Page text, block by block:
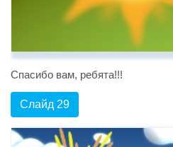
Спасибо вам, ребята!!!
Слайд 29